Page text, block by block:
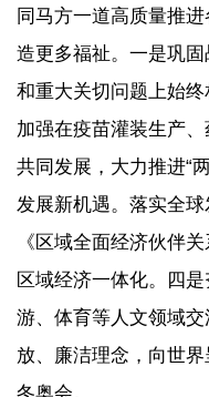
同马方一道高质量推
造更多福祉。一是巩
和重大关切问题上始
加强在疫苗灌装生产
共同发展，大力推进“
发展新机遇。落实全
《区域全面经济伙伴
区域经济一体化。四
游、体育等人文领域
放、廉洁理念，向世